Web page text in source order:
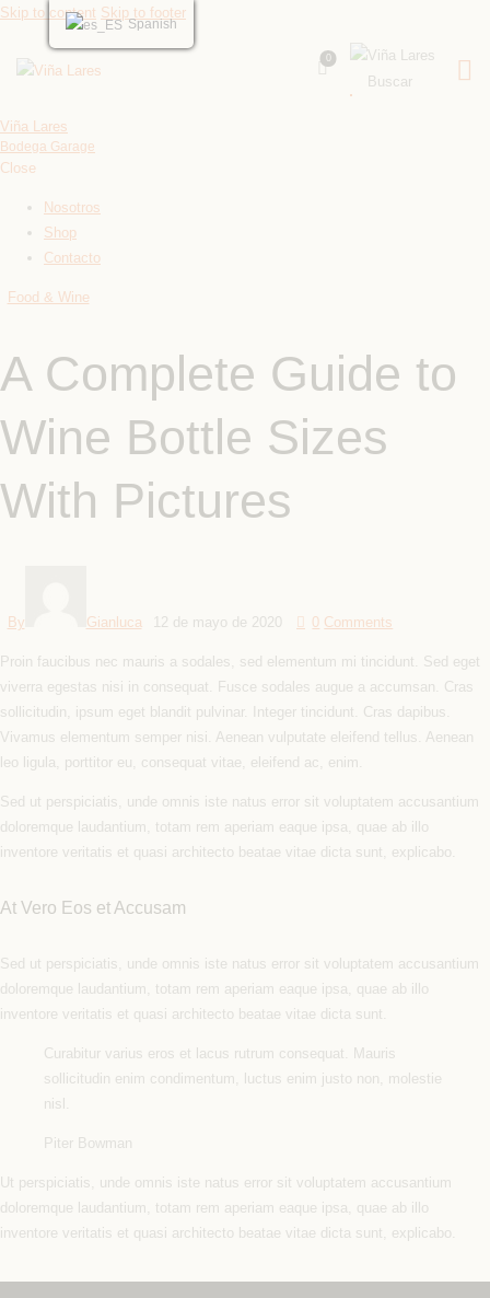
Skip to content Skip to footer
0
Viña Lares
Bodega Garage
Close
Nosotros
Shop
Contacto
Food & Wine
A Complete Guide to
Wine Bottle Sizes
With Pictures
By Gianluca 12 de mayo de 2020 0 Comments
Proin faucibus nec mauris a sodales, sed elementum mi tincidunt. Sed eget
viverra egestas nisi in consequat. Fusce sodales augue a accumsan. Cras
sollicitudin, ipsum eget blandit pulvinar. Integer tincidunt. Cras dapibus.
Vivamus elementum semper nisi. Aenean vulputate eleifend tellus. Aenean
leo ligula, porttitor eu, consequat vitae, eleifend ac, enim.
Sed ut perspiciatis, unde omnis iste natus error sit voluptatem accusantium
doloremque laudantium, totam rem aperiam eaque ipsa, quae ab illo
inventore veritatis et quasi architecto beatae vitae dicta sunt, explicabo.
At Vero Eos et Accusam
Sed ut perspiciatis, unde omnis iste natus error sit voluptatem accusantium
doloremque laudantium, totam rem aperiam eaque ipsa, quae ab illo
inventore veritatis et quasi architecto beatae vitae dicta sunt.
Curabitur varius eros et lacus rutrum consequat. Mauris
sollicitudin enim condimentum, luctus enim justo non, molestie
nisl.
Piter Bowman
Ut perspiciatis, unde omnis iste natus error sit voluptatem accusantium
doloremque laudantium, totam rem aperiam eaque ipsa, quae ab illo
inventore veritatis et quasi architecto beatae vitae dicta sunt, explicabo.
Spanish